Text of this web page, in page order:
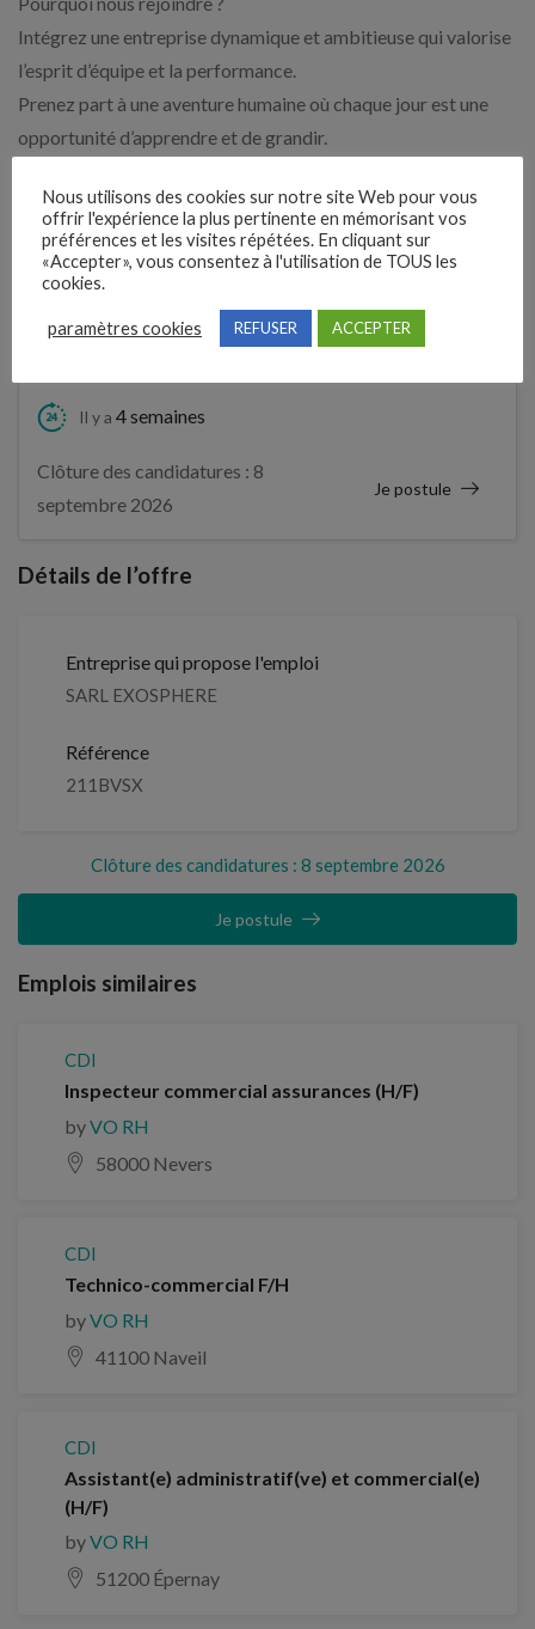
Intégrez une entreprise dynamique et ambitieuse qui valorise
l’esprit d’équipe et la performance.
Prenez part à une aventure humaine où chaque jour est une
opportunité d’apprendre et de grandir.
réussite collective !
Expérience demandée
3 Mois
Il y a 4 semaines
Clôture des candidatures : 8
septembre 2026
Je postule
Détails de l’offre
Entreprise qui propose l'emploi
SARL EXOSPHERE
Référence
211BVSX
Clôture des candidatures : 8 septembre 2026
Je postule
Emplois similaires
CDI
Inspecteur commercial assurances (H/F)
byVO RH
58000 Nevers
CDI
Technico-commercial F/H
byVO RH
41100 Naveil
CDI
Assistant(e) administratif(ve) et commercial(e)
(H/F)
byVO RH
51200 Épernay
Nous utilisons des cookies sur notre site Web pour vous
offrir l'expérience la plus pertinente en mémorisant vos
préférences et les visites répétées. En cliquant sur
«Accepter», vous consentez à l'utilisation de TOUS les
cookies.
paramètres cookies REFUSER ACCEPTER